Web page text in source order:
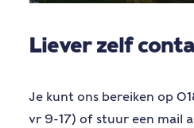
Liever zelf
Je kunt ons bereiken op
vr 9-17) of stuur een mail